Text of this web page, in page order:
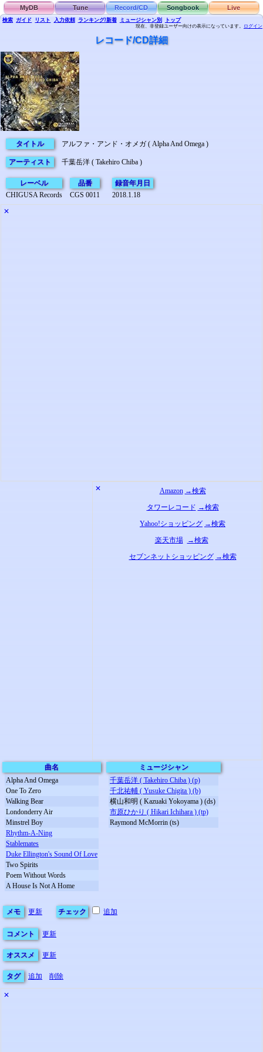
MyDB Tune Record/CD Songbook Live
検索 ガイド リスト 入力依頼 ランキング/新着 ミュージシャン別 トップ
現在、非登録ユーザー向けの表示になっています。 ログイン
レコード/CD詳細
タイトル アルファ・アンド・オメガ ( Alpha And Omega )
アーティスト 千葉岳洋 ( Takehiro Chiba )
レーベル
CHIGUSA Records
品番
CGS 0011
録音年月日
2018.1.18
✕
✕ Amazon →検索
タワーレコード →検索
Yahoo!ショッピング →検索
楽天市場
→検索
セブンネットショッピング →検索
曲名
Alpha And Omega
One To Zero
Walking Bear
Londonderry Air
Minstrel Boy
Rhythm-A-Ning
Stablemates
Duke Ellington's Sound Of Love
Two Spirits
Poem Without Words
A House Is Not A Home
ミュージシャン
千葉岳洋 ( Takehiro Chiba ) (p)
千北祐輔 ( Yusuke Chigita ) (b)
横山和明 ( Kazuaki Yokoyama ) (ds)
市原ひかり ( Hikari Ichihara ) (tp)
Raymond McMorrin (ts)
メモ 更新 チェック 追加
コメント 更新
オススメ 更新
タグ 追加 削除
✕